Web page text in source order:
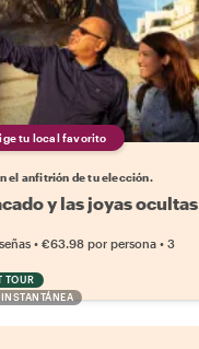
tu local favorito
el anfitrión de tu elección.
y las joyas ocultas
• €63.98 por persona • 3
TOUR